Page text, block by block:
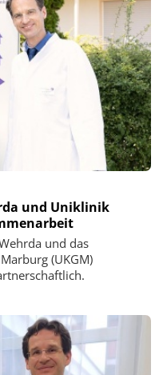
und Uniklinik
und das
(UKGM)